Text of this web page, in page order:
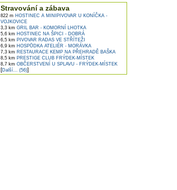
Stravování a zábava
822 m HOSTINEC A MINIPIVOVAR U KONÍČKA -
VOJKOVICE
3,3 km GRIL BAR - KOMORNÍ LHOTKA
5,6 km HOSTINEC NA ŠPICI - DOBRÁ
6,5 km PIVOVAR RADAS VE STŘÍTEŽI
6,9 km HOSPŮDKA ATELIÉR - MORÁVKA
7,3 km RESTAURACE KEMP NA PŘEHRADĚ BAŠKA
8,5 km PRESTIGE CLUB FRÝDEK-MÍSTEK
8,7 km OBČERSTVENÍ U SPLAVU - FRÝDEK-MÍSTEK
[Další... (56)]